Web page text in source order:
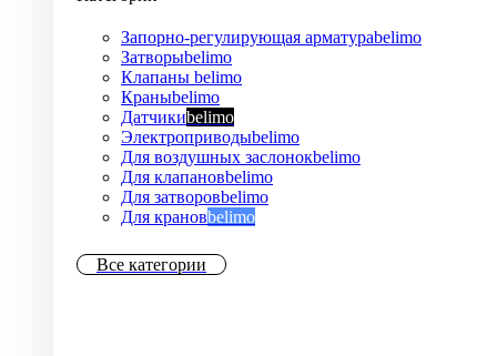
Запорно-регулирующая арматураbelimo
Затворыbelimo
Клапаны belimo
Краныbelimo
Датчикиbelimo
Электроприводыbelimo
Для воздушных заслонокbelimo
Для клапановbelimo
Для затворовbelimo
Для крановbelimo
Все категории